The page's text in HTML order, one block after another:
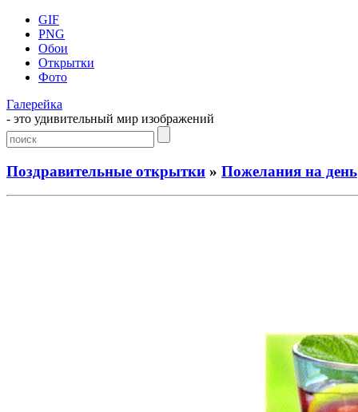
GIF
PNG
Обои
Открытки
Фото
Галерейка
- это удивительный мир изображений
Поздравительные открытки » Пожелания на день